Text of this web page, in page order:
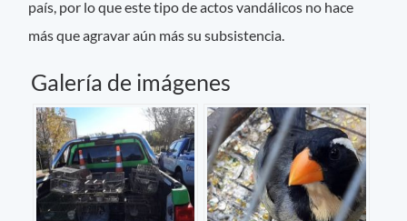
país, por lo que este tipo de actos vandálicos no hace
más que agravar aún más su subsistencia.
Galería de imágenes